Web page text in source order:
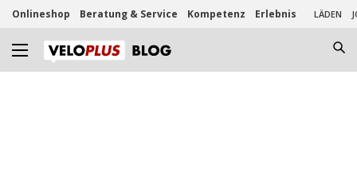
Onlineshop Beratung & Service Kompetenz Erlebnis LÄDEN